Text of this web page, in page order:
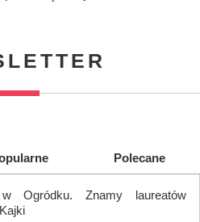
Polecane
Ogródku. Znamy laureatów